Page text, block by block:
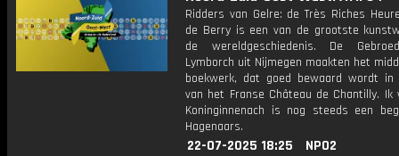
Ridders van Gelre: de Très Riches
de Berry is een van de grootste
de wereldgeschiedenis. De
Lymborch uit Nijmegen maakten het
boekwerk, dat goed bewaard wordt in
van het Franse Château de Chantilly. Ik
Koninginnenach is nog steeds een
Hagenaars.
22-07-2025 18:25
NPO2